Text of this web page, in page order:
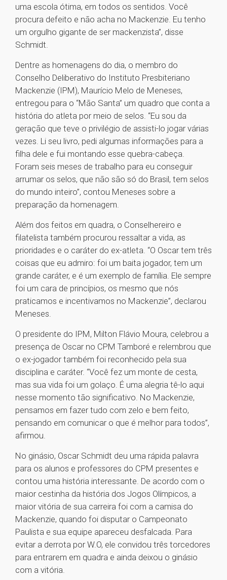
uma escola ótima, em todos os sentidos. Você
procura defeito e não acha no Mackenzie. Eu tenho
um orgulho gigante de ser mackenzista”, disse
Schmidt.
Dentre as homenagens do dia, o membro do
Conselho Deliberativo do Instituto Presbiteriano
Mackenzie (IPM), Maurício Melo de Meneses,
entregou para o “Mão Santa” um quadro que conta a
história do atleta por meio de selos. “Eu sou da
geração que teve o privilégio de assisti-lo jogar várias
vezes. Li seu livro, pedi algumas informações para a
filha dele e fui montando esse quebra-cabeça.
Foram seis meses de trabalho para eu conseguir
arrumar os selos, que não são só do Brasil, tem selos
do mundo inteiro”, contou Meneses sobre a
preparação da homenagem.
Além dos feitos em quadra, o Conselhereiro e
filatelista também procurou ressaltar a vida, as
prioridades e o caráter do ex-atleta. “O Oscar tem três
coisas que eu admiro: foi um baita jogador, tem um
grande caráter, e é um exemplo de família. Ele sempre
foi um cara de princípios, os mesmo que nós
praticamos e incentivamos no Mackenzie”, declarou
Meneses.
O presidente do IPM, Milton Flávio Moura, celebrou a
presença de Oscar no CPM Tamboré e relembrou que
o ex-jogador também foi reconhecido pela sua
disciplina e caráter. “Você fez um monte de cesta,
mas sua vida foi um golaço. É uma alegria tê-lo aqui
nesse momento tão significativo. No Mackenzie,
pensamos em fazer tudo com zelo e bem feito,
pensando em comunicar o que é melhor para todos”,
afirmou.
No ginásio, Oscar Schmidt deu uma rápida palavra
para os alunos e professores do CPM presentes e
contou uma história interessante. De acordo com o
maior cestinha da história dos Jogos Olímpicos, a
maior vitória de sua carreira foi com a camisa do
Mackenzie, quando foi disputar o Campeonato
Paulista e sua equipe apareceu desfalcada. Para
evitar a derrota por W.O, ele convidou três torcedores
para entrarem em quadra e ainda deixou o ginásio
com a vitória.